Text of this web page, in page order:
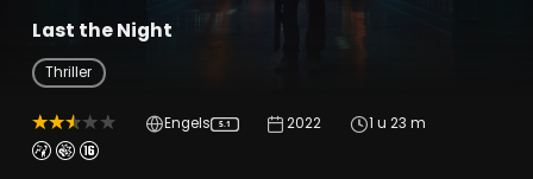
Last the Night
Thriller
Engels 5.1 2022 1 u 23 m